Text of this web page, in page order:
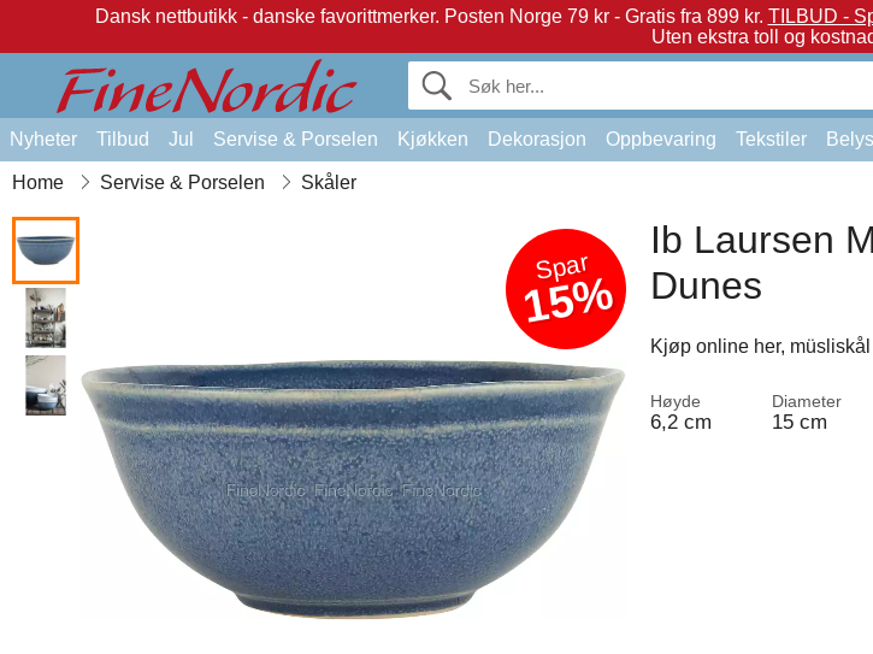
Dansk nettbutikk - danske favorittmerker. Posten Norge 79 kr - Gratis fra 899 kr. TILBUD -
Uten ekstra toll og
Nyheter Tilbud Jul Servise & Porselen Kjøkken Dekorasjon Oppbevaring Tekstiler
Home Servise & Porselen Skåler
Spar
15%
Ib Laursen
Dunes
Kjøp online her,
Høyde
6,2 cm
Diameter
15 cm